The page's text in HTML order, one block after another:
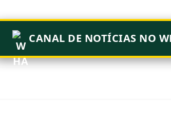
CANAL DE NOTÍCIAS NO